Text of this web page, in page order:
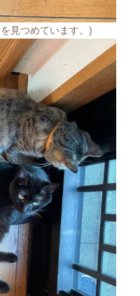
見つめています。)